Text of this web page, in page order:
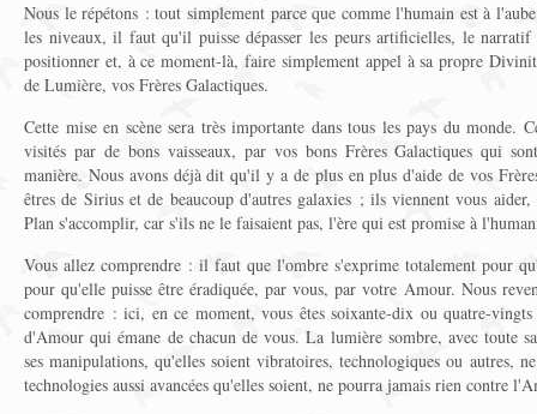
Nous le répétons : tout simplement parce que comme l'humain est à
les niveaux, il faut qu'il puisse dépasser les peurs artificielles, le
positionner et, à ce moment-là, faire simplement appel à sa propre
de Lumière, vos Frères Galactiques.
Cette mise en scène sera très importante dans tous les pays du monde.
visités par de bons vaisseaux, par vos bons Frères Galactiques qui
manière. Nous avons déjà dit qu'il y a de plus en plus d'aide de vos
êtres de Sirius et de beaucoup d'autres galaxies ; ils viennent vous
Plan s'accomplir, car s'ils ne le faisaient pas, l'ère qui est promise à
Vous allez comprendre : il faut que l'ombre s'exprime totalement pour
pour qu'elle puisse être éradiquée, par vous, par votre Amour. Nous
comprendre : ici, en ce moment, vous êtes soixante-dix ou quatre-vingts
d'Amour qui émane de chacun de vous. La lumière sombre, avec toute
ses manipulations, qu'elles soient vibratoires, technologiques ou autres,
technologies aussi avancées qu'elles soient, ne pourra jamais rien contre